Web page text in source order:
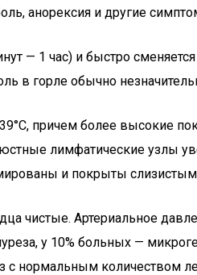
анорексия и другие
— 1 час) и быстро
в горле обычно
причем более высокие
лимфатические узлы
и покрыты слизистым
чистые. Артериальное
у 10% больных —
с нормальным количеством